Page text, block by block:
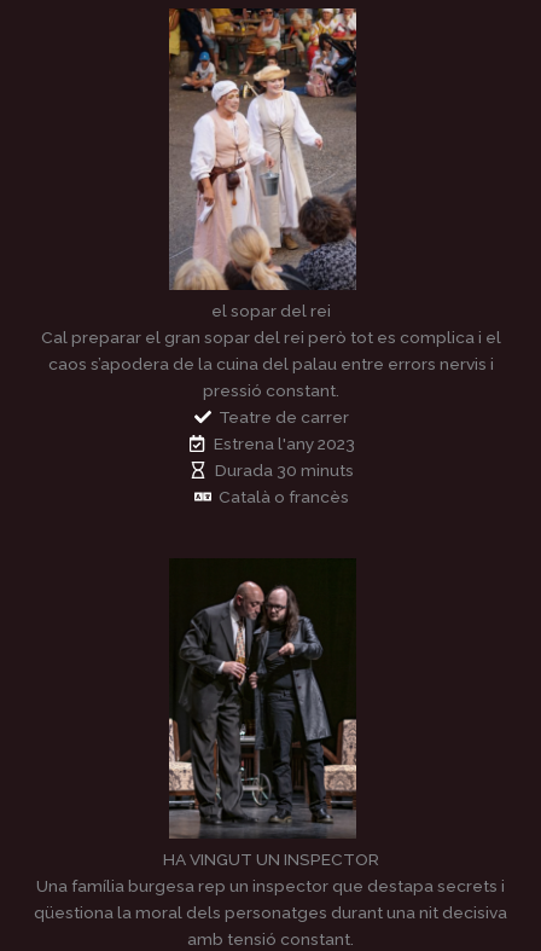
el sopar del rei
Cal preparar el gran sopar del rei però tot es complica i el
caos s’apodera de la cuina del palau entre errors nervis i
pressió constant.
Teatre de carrer
Estrena l'any 2023
Durada 30 minuts
Català o francès
HA VINGUT UN INSPECTOR
Una família burgesa rep un inspector que destapa secrets i
qüestiona la moral dels personatges durant una nit decisiva
amb tensió constant.